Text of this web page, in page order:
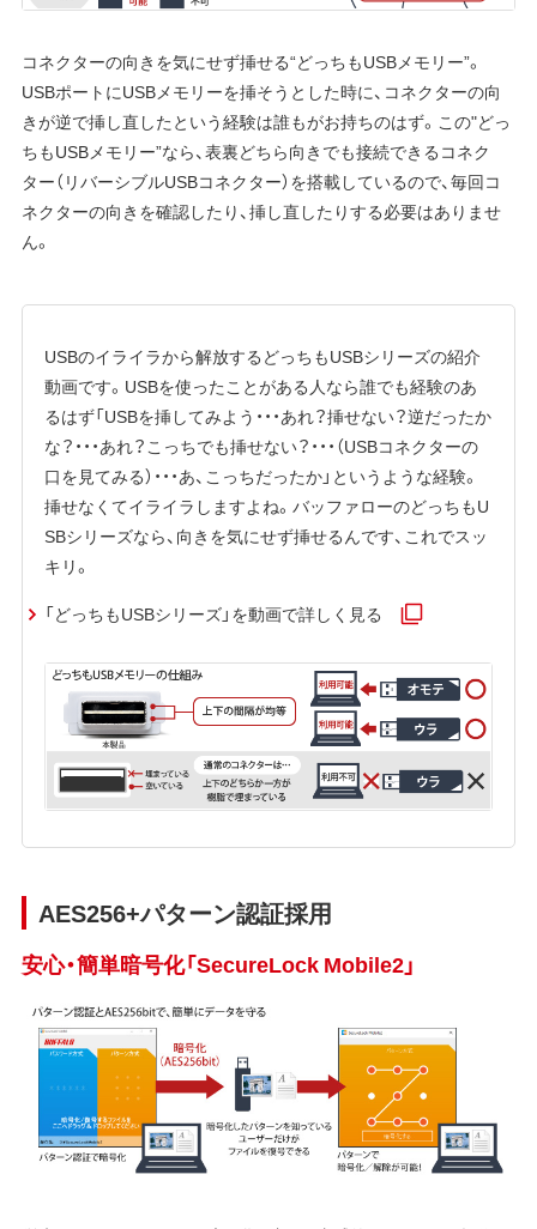
コネクターの向きを気にせず挿せる“どっちもUSBメモリー”。
USBポートにUSBメモリーを挿そうとした時に、コネクターの向
きが逆で挿し直したという経験は誰もがお持ちのはず。この"どっ
ちもUSBメモリー”なら、表裏どちら向きでも接続できるコネク
ター（リバーシブルUSBコネクター）を搭載しているので、毎回コ
ネクターの向きを確認したり、挿し直したりする必要はありませ
ん。
USBのイライラから解放するどっちもUSBシリーズの紹介
動画です。USBを使ったことがある人なら誰でも経験のあ
るはず「USBを挿してみよう・・・あれ？挿せない？逆だったか
な？・・・あれ？こっちでも挿せない？・・・（USBコネクターの
口を見てみる）・・・あ、こっちだったか」というような経験。
挿せなくてイライラしますよね。バッファローのどっちもU
SBシリーズなら、向きを気にせず挿せるんです、これでスッ
キリ。
「どっちもUSBシリーズ」を動画で詳しく見る
AES256+パターン認証採用
安心・簡単暗号化「SecureLock Mobile2」